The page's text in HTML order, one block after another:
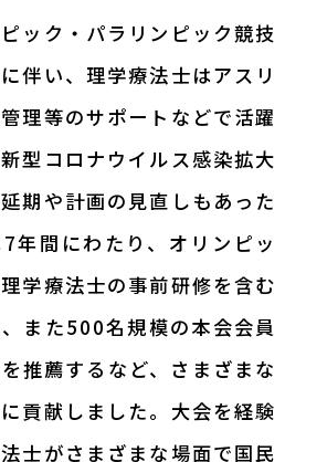
ック・パラリンピック競技
伴い、理学療法士はアスリ
理等のサポートなどで活躍
型コロナウイルス感染拡大
期や計画の見直しもあった
年間にわたり、オリンピッ
学療法士の事前研修を含む
また500名規模の本会会員
推薦するなど、さまざまな
貢献しました。大会を経験
士がさまざまな場面で国民